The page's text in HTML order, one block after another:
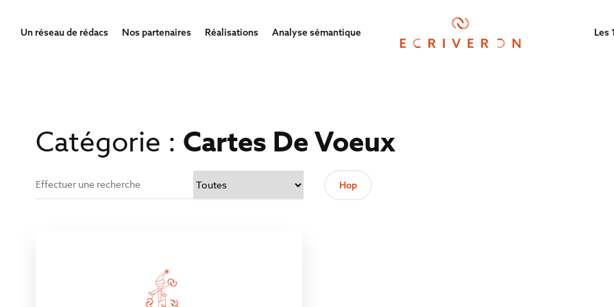
Un réseau de rédacs Nos partenaires Réalisations Analyse sémantique Les
Catégorie : Cartes De Voeux